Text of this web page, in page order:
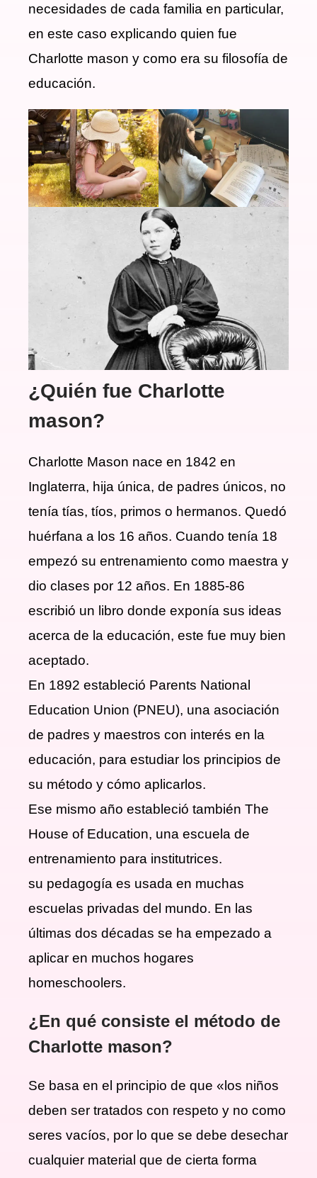
necesidades de cada familia en particular,
en este caso explicando quien fue
Charlotte mason y como era su filosofía de
educación.
¿Quién fue Charlotte
mason?
Charlotte Mason nace en 1842 en
Inglaterra, hija única, de padres únicos, no
tenía tías, tíos, primos o hermanos. Quedó
huérfana a los 16 años. Cuando tenía 18
empezó su entrenamiento como maestra y
dio clases por 12 años. En 1885-86
escribió un libro donde exponía sus ideas
acerca de la educación, este fue muy bien
aceptado.
En 1892 estableció Parents National
Education Union (PNEU), una asociación
de padres y maestros con interés en la
educación, para estudiar los principios de
su método y cómo aplicarlos.
Ese mismo año estableció también The
House of Education, una escuela de
entrenamiento para institutrices.
su pedagogía es usada en muchas
escuelas privadas del mundo. En las
últimas dos décadas se ha empezado a
aplicar en muchos hogares
homeschoolers.
¿En qué consiste el método de
Charlotte mason?
Se basa en el principio de que «los niños
deben ser tratados con respeto y no como
seres vacíos, por lo que se debe desechar
cualquier material que de cierta forma